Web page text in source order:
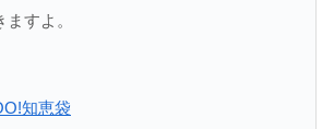
すよ。
知恵袋